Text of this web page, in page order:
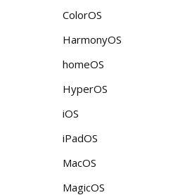
ColorOS
HarmonyOS
homeOS
HyperOS
iOS
iPadOS
MacOS
MagicOS